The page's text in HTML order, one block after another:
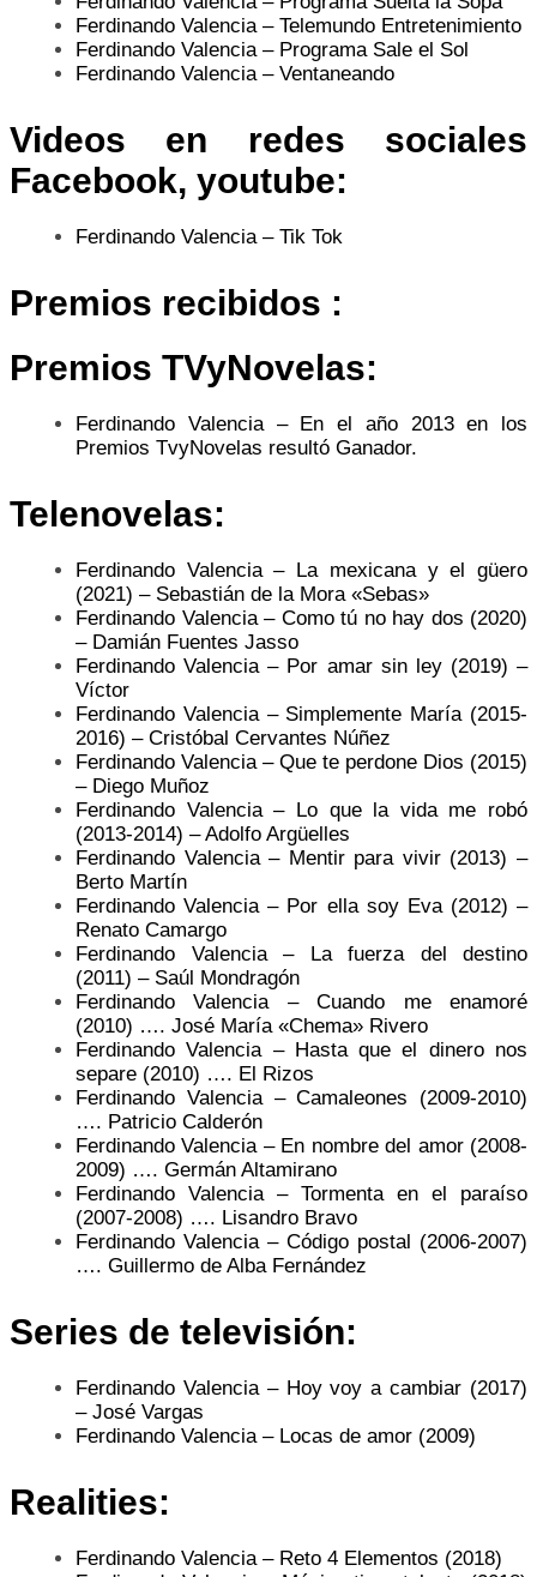
Ferdinando Valencia – Telemundo Entretenimiento
Ferdinando Valencia – Programa Sale el Sol
Ferdinando Valencia – Ventaneando
Videos en redes sociales
Facebook, youtube:
Ferdinando Valencia – Tik Tok
Premios recibidos :
Premios TVyNovelas:
Ferdinando Valencia – En el año 2013 en los
Premios TvyNovelas resultó Ganador.
Telenovelas:
Ferdinando Valencia – La mexicana y el güero
(2021) – Sebastián de la Mora «Sebas»
Ferdinando Valencia – Como tú no hay dos (2020)
– Damián Fuentes Jasso ​
Ferdinando Valencia – Por amar sin ley (2019) –
Víctor ​
Ferdinando Valencia – Simplemente María (2015-
2016) – Cristóbal Cervantes Núñez ​
Ferdinando Valencia – Que te perdone Dios (2015)
– Diego Muñoz ​
Ferdinando Valencia – Lo que la vida me robó
(2013-2014) – Adolfo Argüelles
Ferdinando Valencia – Mentir para vivir (2013) –
Berto Martín
Ferdinando Valencia – Por ella soy Eva (2012) –
Renato Camargo
Ferdinando Valencia – La fuerza del destino
(2011) – Saúl Mondragón
Ferdinando Valencia – Cuando me enamoré
(2010) …. José María «Chema» Rivero
Ferdinando Valencia – Hasta que el dinero nos
separe (2010) …. El Rizos
Ferdinando Valencia – Camaleones (2009-2010)
…. Patricio Calderón
Ferdinando Valencia – En nombre del amor (2008-
2009) …. Germán Altamirano
Ferdinando Valencia – Tormenta en el paraíso
(2007-2008) …. Lisandro Bravo
Ferdinando Valencia – Código postal (2006-2007)
…. Guillermo de Alba Fernández
Series de televisión:
Ferdinando Valencia – Hoy voy a cambiar (2017)
– José Vargas ​
Ferdinando Valencia – Locas de amor (2009)
Realities:
Ferdinando Valencia – Reto 4 Elementos (2018)